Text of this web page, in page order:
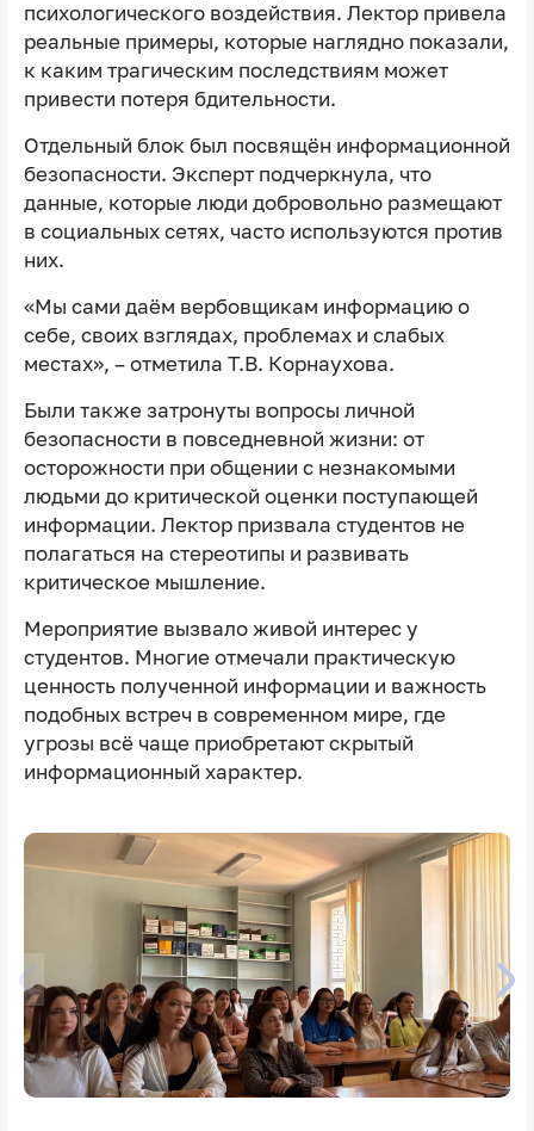
психологического воздействия. Лектор привела
реальные примеры, которые наглядно показали,
к каким трагическим последствиям может
привести потеря бдительности.
Отдельный блок был посвящён информационной
безопасности. Эксперт подчеркнула, что
данные, которые люди добровольно размещают
в социальных сетях, часто используются против
них.
«Мы сами даём вербовщикам информацию о
себе, своих взглядах, проблемах и слабых
местах», – отметила Т.В. Корнаухова.
Были также затронуты вопросы личной
безопасности в повседневной жизни: от
осторожности при общении с незнакомыми
людьми до критической оценки поступающей
информации. Лектор призвала студентов не
полагаться на стереотипы и развивать
критическое мышление.
Мероприятие вызвало живой интерес у
студентов. Многие отмечали практическую
ценность полученной информации и важность
подобных встреч в современном мире, где
угрозы всё чаще приобретают скрытый
информационный характер.